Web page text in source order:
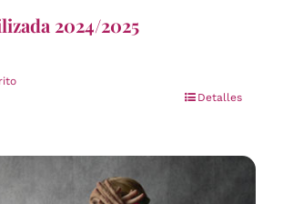
2024/2025
Detalles